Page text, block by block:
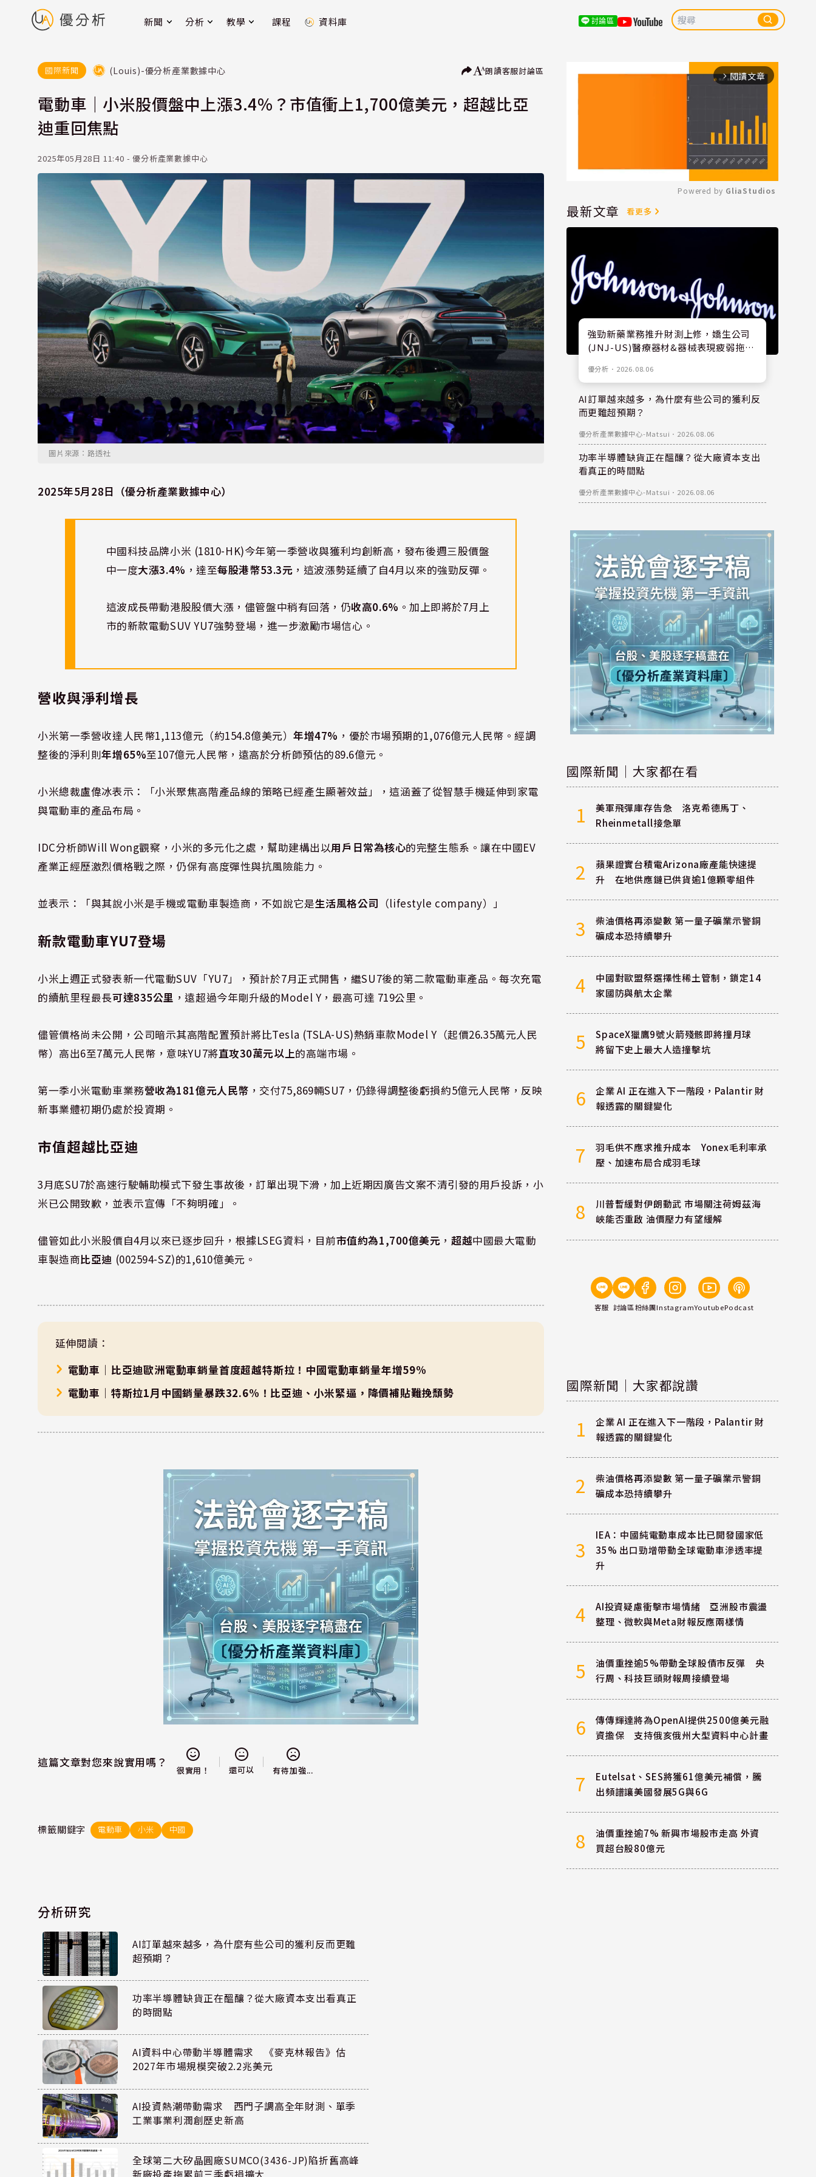
新聞 分析 教學 課程 資料庫 討論區
國際新聞 (Louis)-優分析產業數據中心 朗讀客服討論區
電動車｜小米股價盤中上漲3.4%？市值衝上1,700億美元，超越比亞
迪重回焦點
2025年05月28日 11:40 - 優分析產業數據中心
圖片來源：路透社
2025年5月28日（優分析產業數據中心）
中國科技品牌小米 (1810-HK)今年第一季營收與獲利均創新高，發布後週三股價盤
中一度大漲3.4% ，達至每股港幣53.3元 ，這波漲勢延續了自4月以來的強勁反彈。
這波成長帶動港股股價大漲，儘管盤中稍有回落，仍收高0.6% 。加上即將於7月上
市的新款電動SUV YU7強勢登場，進一步激勵市場信心。
營收與淨利增長
小米第一季營收達人民幣1,113億元（約154.8億美元）年增47% ，優於市場預期的1,076億元人民幣。經調
整後的淨利則年增65%至107億元人民幣，遠高於分析師預估的89.6億元。
小米總裁盧偉冰表示：「小米聚焦高階產品線的策略已經產生顯著效益」，這涵蓋了從智慧手機延伸到家電
與電動車的產品布局。
IDC分析師Will Wong觀察，小米的多元化之處，幫助建構出以用戶日常為核心的完整生態系。讓在中國EV
產業正經歷激烈價格戰之際，仍保有高度彈性與抗風險能力。
並表示：「與其說小米是手機或電動車製造商，不如說它是生活風格公司 （lifestyle company）」
新款電動車YU7登場
小米上週正式發表新一代電動SUV「YU7」，預計於7月正式開售，繼SU7後的第二款電動車產品。每次充電
的續航里程最長可達835公里 ，遠超過今年剛升級的Model Y，最高可達 719公里。
儘管價格尚未公開，公司暗示其高階配置預計將比Tesla (TSLA-US)熱銷車款Model Y（起價26.35萬元人民
幣）高出6至7萬元人民幣，意味YU7將直攻30萬元以上的高端市場。
第一季小米電動車業務營收為181億元人民幣 ，交付75,869輛SU7，仍錄得調整後虧損約5億元人民幣，反映
新事業體初期仍處於投資期。
市值超越比亞迪
3月底SU7於高速行駛輔助模式下發生事故後，訂單出現下滑，加上近期因廣告文案不清引發的用戶投訴，小
米已公開致歉，並表示宣傳「不夠明確」。
儘管如此小米股價自4月以來已逐步回升，根據LSEG資料，目前市值約為1,700億美元 ， 超越中國最大電動
車製造商比亞迪 (002594-SZ)的1,610億美元。
延伸閱讀：
電動車｜比亞迪歐洲電動車銷量首度超越特斯拉！中國電動車銷量年增59%
電動車｜特斯拉1月中國銷量暴跌32.6%！比亞迪、小米緊逼，降價補貼難挽頹勢
這篇文章對您來說實用嗎？
很實用！ 還可以 有待加強...
標籤關鍵字 電動車 小米 中國
分析研究
AI訂單越來越多，為什麼有些公司的獲利反而更難
超預期？
功率半導體缺貨正在醞釀？從大廠資本支出看真正
的時間點
AI資料中心帶動半導體需求 《麥克林報告》估
2027年市場規模突破2.2兆美元
AI投資熱潮帶動需求 西門子調高全年財測、單季
工業事業利潤創歷史新高
全球第二大矽晶圓廠SUMCO(3436-JP)陷折舊高峰
arrow_forward_ios 閱讀文章
Mute
Powered by GliaStudios
最新文章 看更多
強勁新藥業務推升財測上修，嬌生公司
(JNJ-US)醫療器材&器械表現疲弱拖累
優分析 ． 2026.08.06
AI訂單越來越多，為什麼有些公司的獲利反
而更難超預期？
優分析產業數據中心-Matsui ． 2026.08.06
功率半導體缺貨正在醞釀？從大廠資本支出
看真正的時間點
優分析產業數據中心-Matsui ． 2026.08.06
國際新聞｜大家都在看
1
美軍飛彈庫存告急 洛克希德馬丁、
Rheinmetall接急單
2
蘋果證實台積電Arizona廠產能快速提
升 在地供應鏈已供貨逾1億顆零組件
3
柴油價格再添變數 第一量子礦業示警銅
礦成本恐持續攀升
4
中國對歐盟祭選擇性稀土管制，鎖定14
家國防與航太企業
5
SpaceX獵鷹9號火箭殘骸即將撞月球
將留下史上最大人造撞擊坑
6
企業 AI 正在進入下一階段，Palantir 財
報透露的關鍵變化
7
羽毛供不應求推升成本 Yonex毛利率承
壓、加速布局合成羽毛球
8
川普暫緩對伊朗動武 市場關注荷姆茲海
峽能否重啟 油價壓力有望緩解
客服 討論區粉絲團InstagramYoutubePodcast
國際新聞｜大家都說讚
1
企業 AI 正在進入下一階段，Palantir 財
報透露的關鍵變化
2
柴油價格再添變數 第一量子礦業示警銅
礦成本恐持續攀升
3
IEA：中國純電動車成本比已開發國家低
35% 出口勁增帶動全球電動車滲透率提
升
4
AI投資疑慮衝擊市場情緒 亞洲股市震盪
整理、微軟與Meta財報反應兩樣情
5
油價重挫逾5%帶動全球股債市反彈 央
行周、科技巨頭財報周接續登場
6
傳傳輝達將為OpenAI提供2500億美元融
資擔保 支持俄亥俄州大型資料中心計畫
7
Eutelsat、SES將獲61億美元補償，騰
出頻譜讓美國發展5G與6G
8
油價重挫逾7% 新興市場股市走高 外資
買超台股80億元